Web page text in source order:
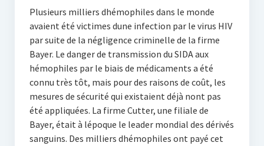
Plusieurs milliers dhémophiles dans le monde
avaient été victimes dune infection par le virus HIV
par suite de la négligence criminelle de la firme
Bayer. Le danger de transmission du SIDA aux
hémophiles par le biais de médicaments a été
connu très tôt, mais pour des raisons de coût, les
mesures de sécurité qui existaient déjà nont pas
été appliquées. La firme Cutter, une filiale de
Bayer, était à lépoque le leader mondial des dérivés
sanguins. Des milliers dhémophiles ont payé cet